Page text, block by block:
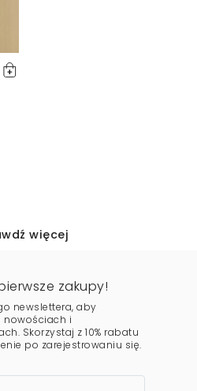
więcej
zakupy!
newslettera, aby
nowościach i
Skorzystaj z 10% rabatu
po zarejestrowaniu się.